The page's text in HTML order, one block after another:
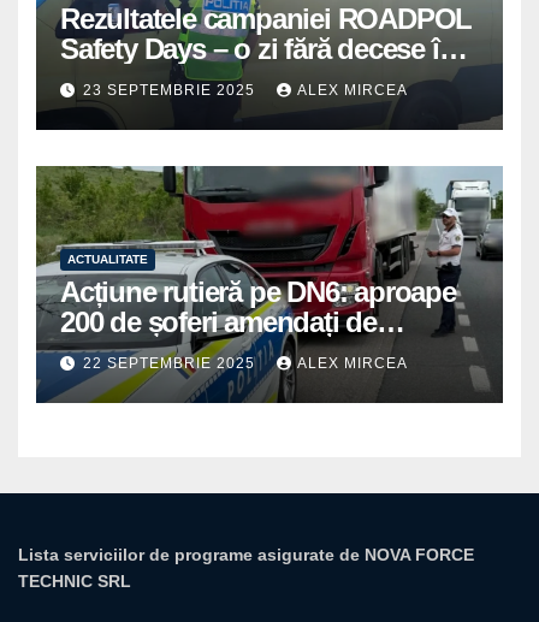
Rezultatele campaniei ROADPOL
Safety Days – o zi fără decese în
trafic
23 SEPTEMBRIE 2025 ALEX MIRCEA
ACTUALITATE
Acțiune rutieră pe DN6: aproape
200 de șoferi amendați de
polițiștii din Mihăilești
22 SEPTEMBRIE 2025 ALEX MIRCEA
Lista serviciilor de programe asigurate de NOVA FORCE
TECHNIC SRL